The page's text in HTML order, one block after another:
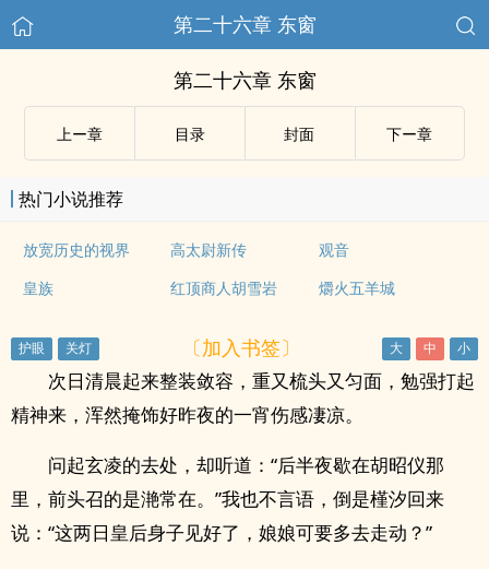
第二十六章 东窗
第二十六章 东窗
上ー章 目录 封面 下ー章
热门小说推荐
放宽历史的视界 高太尉新传
观音
皇族
红顶商人胡雪岩 爝火五羊城
〔加入书签〕
次日清晨起来整装敛容，重又梳头又匀面，勉强打起
精神来，浑然掩饰好昨夜的一宵伤感凄凉。
问起玄凌的去处，却听道：“后半夜歇在胡昭仪那
里，前头召的是滟常在。”我也不言语，倒是槿汐回来
说：“这两日皇后身子见好了，娘娘可要多去走动？”